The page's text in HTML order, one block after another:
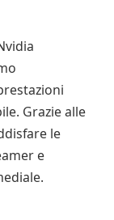
Grazie alle
le
e